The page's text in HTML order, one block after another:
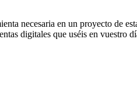
necesaria en un proyecto de
digitales que uséis en